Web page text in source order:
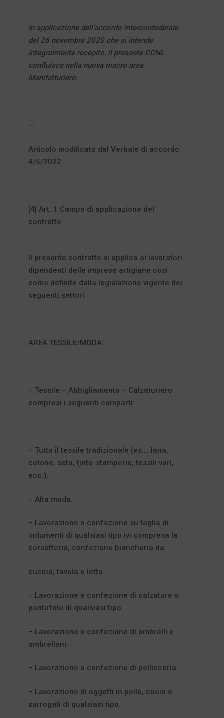
In applicazione dell’accordo interconfederale
del 26 novembre 2020 che si intende
integralmente recepito, il presente CCNL
confluisce nella nuova macro area
Manifatturiero.
—
Articolo modificato dal Verbale di accordo
4/5/2022
[4] Art. 1 Campo di applicazione del
contratto
Il presente contratto si applica ai lavoratori
dipendenti delle imprese artigiane così
come definite dalla legislazione vigente dei
seguenti settori:
AREA TESSILE/MODA:
– Tessile – Abbigliamento – Calzaturiero
compresi i seguenti comparti:
– Tutto il tessile tradizionale (es…: lana,
cotone, seta, tjnto-stamperie, tessili vari,
ecc.).
– Alta moda.
– Lavorazione o confezione su taglia di
indumenti di qualsiasi tipo ivi compresa la
corsettcria, confezione biancheria da
cucina, tavola e letto.
– Lavorazione e confezione di calzature o
pantofole di qualsiasi tipo.
– Lavorazione o confezione di ombrelli e
ombrelloni.
– Lavorazione o confezione di pellicceria.
– Lavorazione di oggetti in pelle, cuoio e
surrogati di qualsiasi tipo.